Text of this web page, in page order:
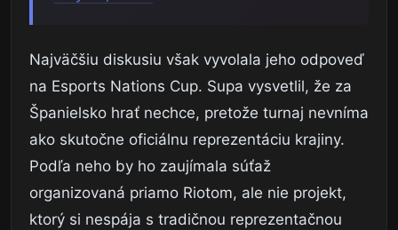
Najväčšiu diskusiu však vyvolala jeho odpoveď
na Esports Nations Cup. Supa vysvetlil, že za
Španielsko hrať nechce, pretože turnaj nevníma
ako skutočne oficiálnu reprezentáciu krajiny.
Podľa neho by ho zaujímala súťaž
organizovaná priamo Riotom, ale nie projekt,
ktorý si nespája s tradičnou reprezentačnou